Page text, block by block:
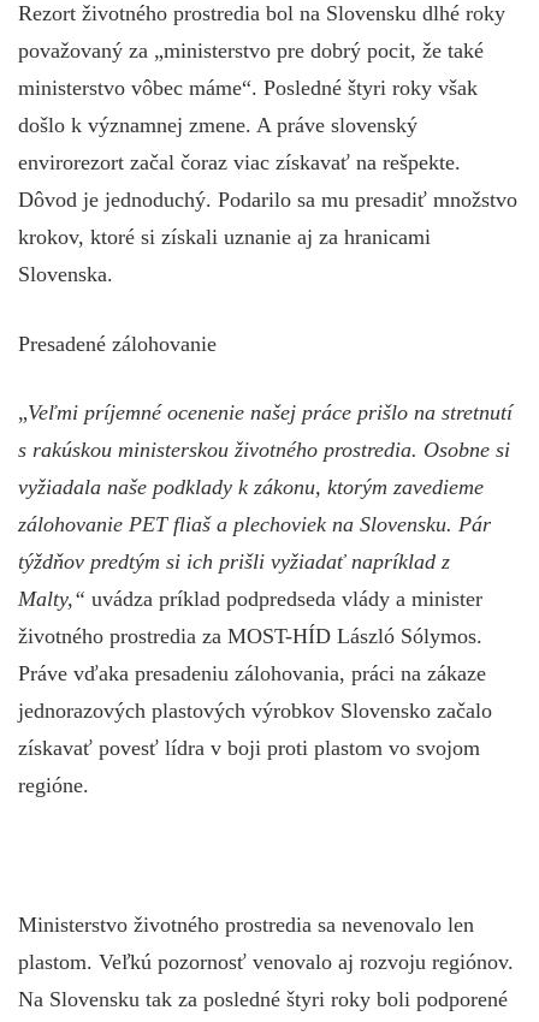
Rezort životného prostredia bol na Slovensku dlhé roky
považovaný za „ministerstvo pre dobrý pocit, že také
ministerstvo vôbec máme“. Posledné štyri roky však
došlo k významnej zmene. A práve slovenský
envirorezort začal čoraz viac získavať na rešpekte.
Dôvod je jednoduchý. Podarilo sa mu presadiť množstvo
krokov, ktoré si získali uznanie aj za hranicami
Slovenska.
Presadené zálohovanie
„Veľmi príjemné ocenenie našej práce prišlo na stretnutí
s rakúskou ministerskou životného prostredia. Osobne si
vyžiadala naše podklady k zákonu, ktorým zavedieme
zálohovanie PET fliaš a plechoviek na Slovensku. Pár
týždňov predtým si ich prišli vyžiadať napríklad z
Malty,“ uvádza príklad podpredseda vlády a minister
životného prostredia za MOST-HÍD László Sólymos.
Práve vďaka presadeniu zálohovania, práci na zákaze
jednorazových plastových výrobkov Slovensko začalo
získavať povesť lídra v boji proti plastom vo svojom
regióne.
Ministerstvo životného prostredia sa nevenovalo len
plastom. Veľkú pozornosť venovalo aj rozvoju regiónov.
Na Slovensku tak za posledné štyri roky boli podporené